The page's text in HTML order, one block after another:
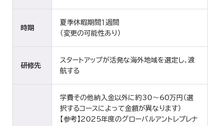
時期
夏季休暇期間１週間
（変更の可能性あり）
研修先
スタートアップが活発な海外地域を選定し、渡
航する
学費その他納入金以外に約30～60万円（選
択するコースによって金額が異なります）
【参考】2025年度のグローバルアントレプレナ